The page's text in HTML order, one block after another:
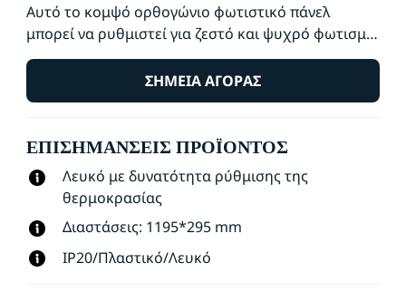
Αυτό το κομψό ορθογώνιο φωτιστικό πάνελ
μπορεί να ρυθμιστεί για ζεστό και ψυχρό φωτισμό.
Εύκολο στην εγκατάσταση, με ρύθμιση έντασης και
συνδυάζεται καλά με τη μοντέρνα αισθητική του
σχεδιασμού.
ΣΗΜΕΊΑ ΑΓΟΡΆΣ
ΕΠΙΣΗΜΆΝΣΕΙΣ ΠΡΟΪΌΝΤΟΣ
Λευκό με δυνατότητα ρύθμισης της
θερμοκρασίας
Διαστάσεις: 1195*295 mm
IP20/Πλαστικό/Λευκό